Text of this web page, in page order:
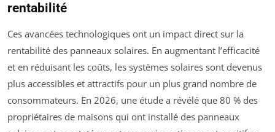
rentabilité
Ces avancées technologiques ont un impact direct sur la
rentabilité des panneaux solaires. En augmentant l’efficacité
et en réduisant les coûts, les systèmes solaires sont devenus
plus accessibles et attractifs pour un plus grand nombre de
consommateurs. En 2026, une étude a révélé que 80 % des
propriétaires de maisons qui ont installé des panneaux